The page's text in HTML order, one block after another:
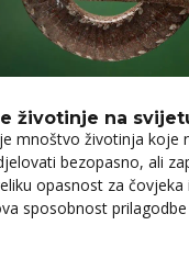
životinje na
mnoštvo životinja koje
bezopasno, ali
opasnost za čovjeka
sposobnost prilagodbe